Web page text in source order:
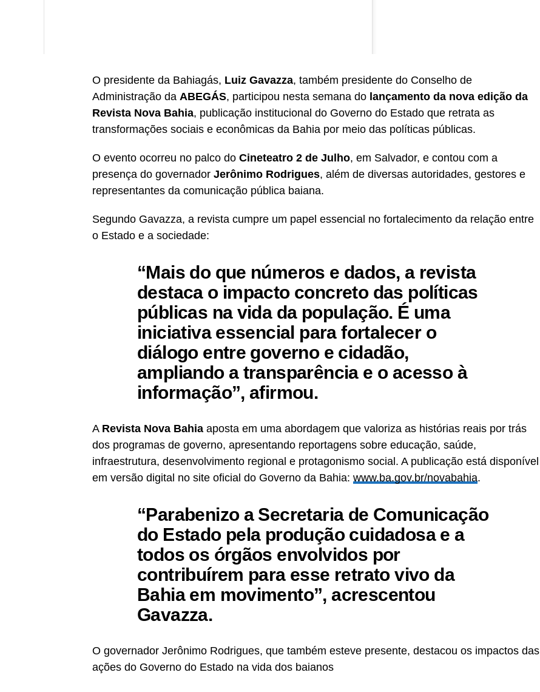
Uma publicação compartilhada por Luiz Gavazza (@luizgavazza)
O presidente da Bahiagás, Luiz Gavazza, também presidente do Conselho de
Administração da ABEGÁS, participou nesta semana do lançamento da nova edição da
Revista Nova Bahia, publicação institucional do Governo do Estado que retrata as
transformações sociais e econômicas da Bahia por meio das políticas públicas.
O evento ocorreu no palco do Cineteatro 2 de Julho, em Salvador, e contou com a
presença do governador Jerônimo Rodrigues, além de diversas autoridades, gestores e
representantes da comunicação pública baiana.
Segundo Gavazza, a revista cumpre um papel essencial no fortalecimento da relação entre
o Estado e a sociedade:
“Mais do que números e dados, a revista
destaca o impacto concreto das políticas
públicas na vida da população. É uma
iniciativa essencial para fortalecer o
diálogo entre governo e cidadão,
ampliando a transparência e o acesso à
informação”, afirmou.
A Revista Nova Bahia aposta em uma abordagem que valoriza as histórias reais por trás
dos programas de governo, apresentando reportagens sobre educação, saúde,
infraestrutura, desenvolvimento regional e protagonismo social. A publicação está disponível
em versão digital no site oficial do Governo da Bahia: www.ba.gov.br/novabahia.
“Parabenizo a Secretaria de Comunicação
do Estado pela produção cuidadosa e a
todos os órgãos envolvidos por
contribuírem para esse retrato vivo da
Bahia em movimento”, acrescentou
Gavazza.
O governador Jerônimo Rodrigues, que também esteve presente, destacou os impactos das
ações do Governo do Estado na vida dos baianos